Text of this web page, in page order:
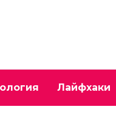
Лайфхаки